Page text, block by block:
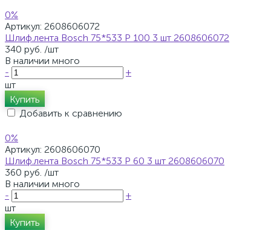
0%
Артикул: 2608606072
Шлиф.лента Bosch 75*533 Р 100 3 шт 2608606072
340 руб. /шт
В наличии много
-
+
шт
Купить
Добавить к сравнению
0%
Артикул: 2608606070
Шлиф.лента Bosch 75*533 Р 60 3 шт 2608606070
360 руб. /шт
В наличии много
-
+
шт
Купить